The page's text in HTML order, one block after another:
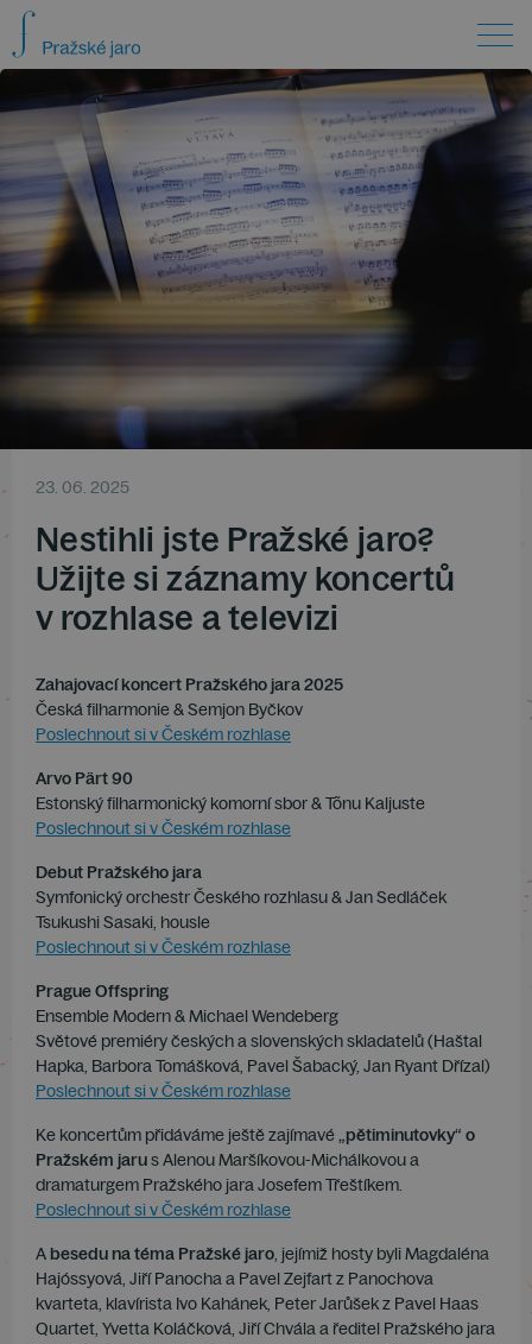
23. 06. 2025
Nestihli jste Pražské jaro?
Užijte si záznamy koncertů
v rozhlase a televizi
Zahajovací koncert Pražského jara 2025
Česká filharmonie & Semjon Byčkov
Poslechnout si v Českém rozhlase
Arvo Pärt 90
Estonský filharmonický komorní sbor & Tõnu Kaljuste
Poslechnout si v Českém rozhlase
Debut Pražského jara
Symfonický orchestr Českého rozhlasu & Jan Sedláček
Tsukushi Sasaki, housle
Poslechnout si v Českém rozhlase
Prague Offspring
Ensemble Modern & Michael Wendeberg
Světové premiéry českých a slovenských skladatelů (Haštal
Hapka, Barbora Tomášková, Pavel Šabacký, Jan Ryant Dřízal)
Poslechnout si v Českém rozhlase
Ke koncertům přidáváme ještě zajímavé„pětiminutovky“ o
Pražském jarus Alenou Maršíkovou-Michálkovou a
dramaturgem Pražského jara Josefem Třeštíkem.
Poslechnout si v Českém rozhlase
A besedu na téma Pražské jaro, jejímiž hosty byli Magdaléna
Hajóssyová, Jiří Panocha a Pavel Zejfart z Panochova
kvarteta, klavírista Ivo Kahánek, Peter Jarůšek z Pavel Haas
Quartet, Yvetta Koláčková, Jiří Chvála a ředitel Pražského jara